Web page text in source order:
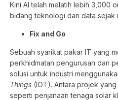
Kini AI telah melatih lebih 3,000
bidang teknologi dan data sejak
Fix and Go
Sebuah syarikat pakar IT yang
perkhidmatan pengurusan dan
solusi untuk industri
Things (IOT). Antara projek
seperti penjanaan tenaga solar